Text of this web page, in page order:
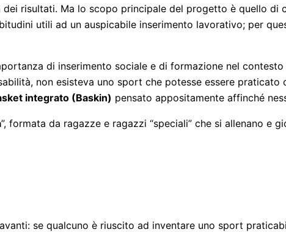
risultati. Ma lo scopo principale del progetto è quello di
utili ad un auspicabile inserimento lavorativo; per
di inserimento sociale e di formazione nel
non esisteva uno sport che potesse essere
integrato (Baskin) pensato appositamente affinché
”, formata da ragazze e ragazzi “speciali” che si allenano e
se qualcuno è riuscito ad inventare uno sport